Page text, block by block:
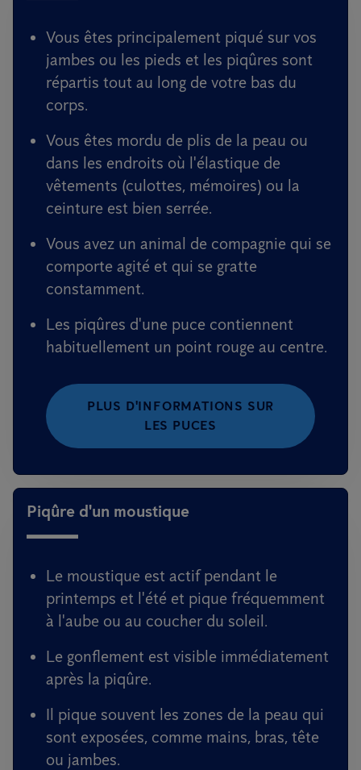
Vous êtes principalement piqué sur vos
jambes ou les pieds et les piqûres sont
répartis tout au long de votre bas du
corps.
Vous êtes mordu de plis de la peau ou
dans les endroits où l'élastique de
vêtements (culottes, mémoires) ou la
ceinture est bien serrée.
Vous avez un animal de compagnie qui se
comporte agité et qui se gratte
constamment.
Les piqûres d'une puce contiennent
habituellement un point rouge au centre.
PLUS D'INFORMATIONS SUR
LES PUCES
Piqûre d'un moustique
Le moustique est actif pendant le
printemps et l'été et pique fréquemment
à l'aube ou au coucher du soleil.
Le gonflement est visible immédiatement
après la piqûre.
Il pique souvent les zones de la peau qui
sont exposées, comme mains, bras, tête
ou jambes.